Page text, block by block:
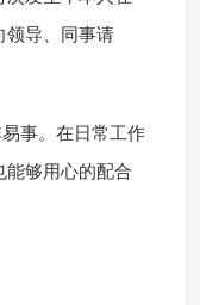
领导、同事请
事。在日常工作
能够用心的配合